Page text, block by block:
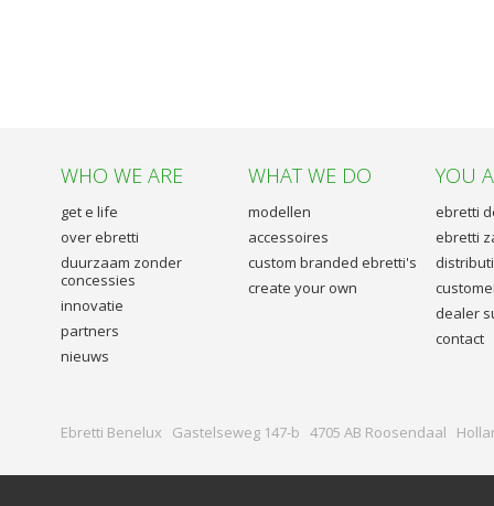
WHO WE ARE
get e life
over ebretti
duurzaam zonder
concessies
innovatie
partners
nieuws
WHAT WE DO
modellen
accessoires
custom branded ebretti's
create your own
YOU
ebretti
ebretti
dealer
contact
Ebretti Benelux Gastelseweg 147-b 4705 AB Roosendaal